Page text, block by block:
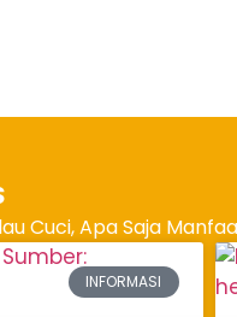
Cuci, Apa Saja
INFORMASI